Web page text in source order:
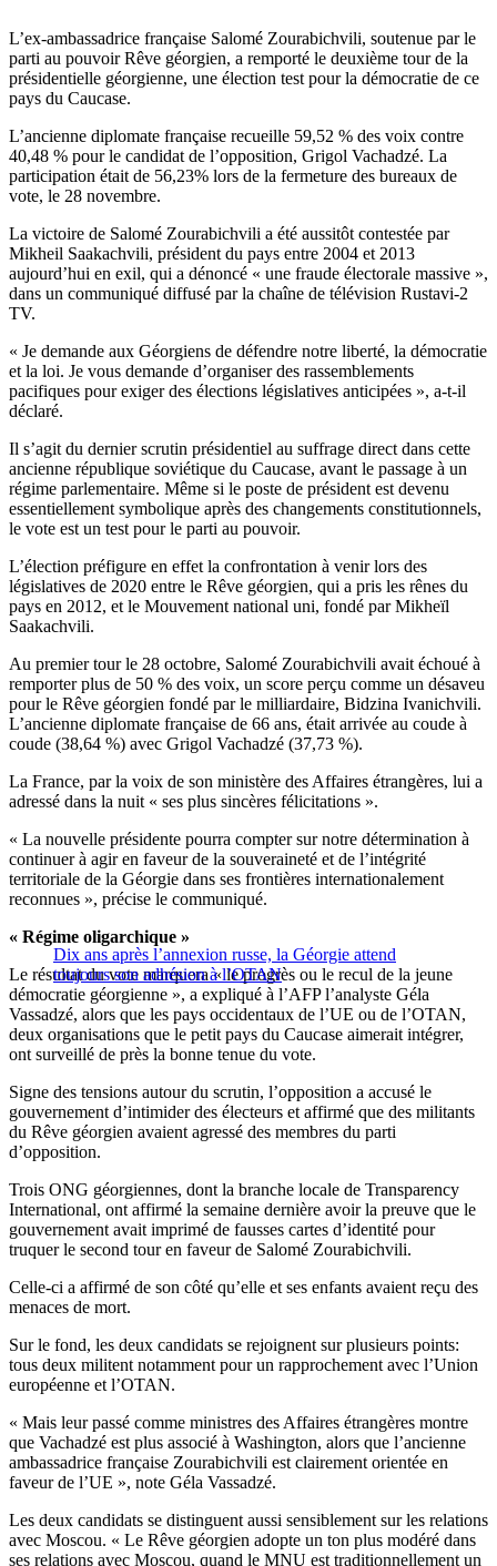
L’ex-ambassadrice française Salomé Zourabichvili, soutenue par le
parti au pouvoir Rêve géorgien, a remporté le deuxième tour de la
présidentielle géorgienne, une élection test pour la démocratie de ce
pays du Caucase.
L’ancienne diplomate française recueille 59,52 % des voix contre
40,48 % pour le candidat de l’opposition, Grigol Vachadzé. La
participation était de 56,23% lors de la fermeture des bureaux de
vote, le 28 novembre.
La victoire de Salomé Zourabichvili a été aussitôt contestée par
Mikheil Saakachvili, président du pays entre 2004 et 2013
aujourd’hui en exil, qui a dénoncé « une fraude électorale massive »,
dans un communiqué diffusé par la chaîne de télévision Rustavi-2
TV.
« Je demande aux Géorgiens de défendre notre liberté, la démocratie
et la loi. Je vous demande d’organiser des rassemblements
pacifiques pour exiger des élections législatives anticipées », a-t-il
déclaré.
Il s’agit du dernier scrutin présidentiel au suffrage direct dans cette
ancienne république soviétique du Caucase, avant le passage à un
régime parlementaire. Même si le poste de président est devenu
essentiellement symbolique après des changements constitutionnels,
le vote est un test pour le parti au pouvoir.
L’élection préfigure en effet la confrontation à venir lors des
législatives de 2020 entre le Rêve géorgien, qui a pris les rênes du
pays en 2012, et le Mouvement national uni, fondé par Mikheïl
Saakachvili.
Au premier tour le 28 octobre, Salomé Zourabichvili avait échoué à
remporter plus de 50 % des voix, un score perçu comme un désaveu
pour le Rêve géorgien fondé par le milliardaire, Bidzina Ivanichvili.
L’ancienne diplomate française de 66 ans, était arrivée au coude à
coude (38,64 %) avec Grigol Vachadzé (37,73 %).
La France, par la voix de son ministère des Affaires étrangères, lui a
adressé dans la nuit « ses plus sincères félicitations ».
« La nouvelle présidente pourra compter sur notre détermination à
continuer à agir en faveur de la souveraineté et de l’intégrité
territoriale de la Géorgie dans ses frontières internationalement
reconnues », précise le communiqué.
Dix ans après l’annexion russe, la Géorgie attend
toujours son adhésion à l’OTAN
« Régime oligarchique »
Le résultat du vote marquera « le progrès ou le recul de la jeune
démocratie géorgienne », a expliqué à l’AFP l’analyste Géla
Vassadzé, alors que les pays occidentaux de l’UE ou de l’OTAN,
deux organisations que le petit pays du Caucase aimerait intégrer,
ont surveillé de près la bonne tenue du vote.
Signe des tensions autour du scrutin, l’opposition a accusé le
gouvernement d’intimider des électeurs et affirmé que des militants
du Rêve géorgien avaient agressé des membres du parti
d’opposition.
Trois ONG géorgiennes, dont la branche locale de Transparency
International, ont affirmé la semaine dernière avoir la preuve que le
gouvernement avait imprimé de fausses cartes d’identité pour
truquer le second tour en faveur de Salomé Zourabichvili.
Celle-ci a affirmé de son côté qu’elle et ses enfants avaient reçu des
menaces de mort.
Sur le fond, les deux candidats se rejoignent sur plusieurs points:
tous deux militent notamment pour un rapprochement avec l’Union
européenne et l’OTAN.
« Mais leur passé comme ministres des Affaires étrangères montre
que Vachadzé est plus associé à Washington, alors que l’ancienne
ambassadrice française Zourabichvili est clairement orientée en
faveur de l’UE », note Géla Vassadzé.
Les deux candidats se distinguent aussi sensiblement sur les relations
avec Moscou. « Le Rêve géorgien adopte un ton plus modéré dans
ses relations avec Moscou, quand le MNU est traditionnellement un